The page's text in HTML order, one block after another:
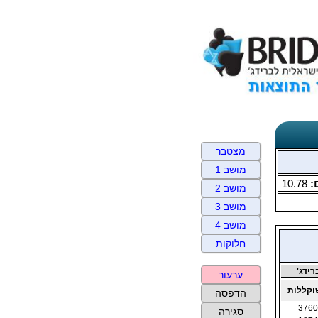
10.78
3760
מצטבר
מושב 1
מושב 2
מושב 3
מושב 4
חלוקות
ערעור
הדפסה
סגירה